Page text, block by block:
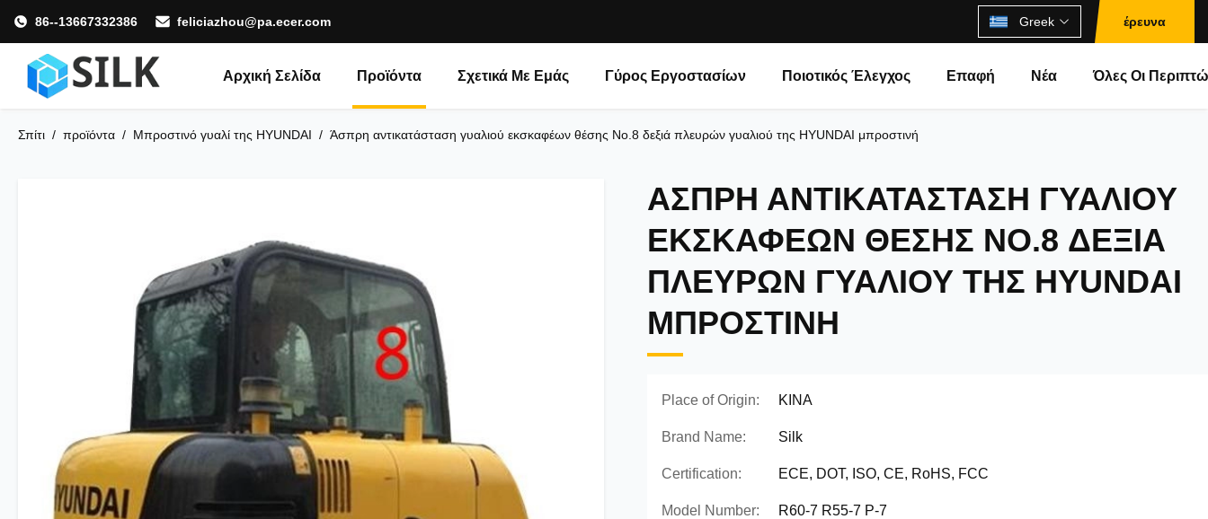
86--13667332386 feliciazhou@pa.ecer.com Greek έρευνα
Αρχική Σελίδα Προϊόντα Σχετικά Με Εμάς Γύρος Εργοστασίων Ποιοτικός Έλεγχος Επαφή Νέα Όλες Οι
Σπίτι / προϊόντα / Μπροστινό γυαλί της HYUNDAI / Άσπρη αντικατάσταση γυαλιού εκσκαφέων θέσης No.8 δεξιά πλευρών γυαλιού της HYUNDAI μπροστινή
ΆΣΠΡΗ ΑΝΤΙΚΑΤΆΣΤΑΣΗ ΓΥΑΛΙΟΎ
ΕΚΣΚΑΦΈΩΝ ΘΈΣΗΣ NO.8 ΔΕΞΙΆ
ΠΛΕΥΡΏΝ ΓΥΑΛΙΟΎ ΤΗΣ HYUNDAI
ΜΠΡΟΣΤΙΝΉ
Place of Origin: ΚΙΝΑ
Brand Name: Silk
Certification: ECE, DOT, ISO, CE, RoHS, FCC
Model Number: R60-7 R55-7 Ρ-7